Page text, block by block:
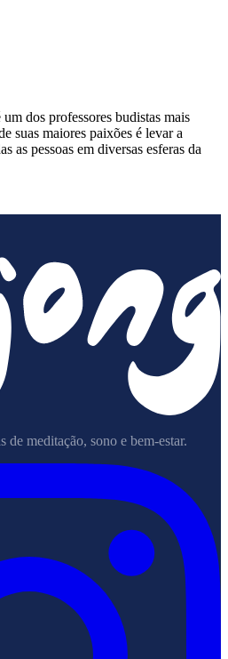
dos professores budistas mais
suas maiores paixões é levar a
as pessoas em diversas esferas da
de meditação, sono e bem-estar.